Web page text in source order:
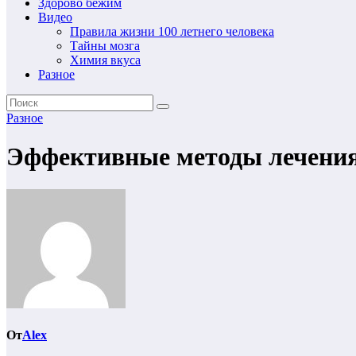
Здорово бежим
Видео
Правила жизни 100 летнего человека
Тайны мозга
Химия вкуса
Разное
Разное
Эффективные методы
ОтAlex